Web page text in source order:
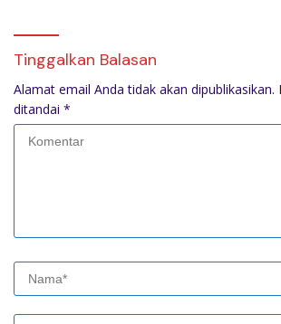
Tinggalkan Balasan
Alamat email Anda tidak akan dipublikasikan.
ditandai *